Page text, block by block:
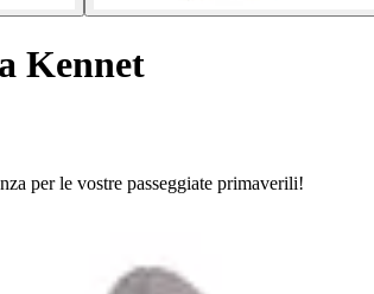
Kennet
per le vostre passeggiate primaverili!